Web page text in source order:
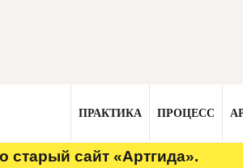
ПРАКТИКА ПРОЦЕСС
старый сайт «Артгида».